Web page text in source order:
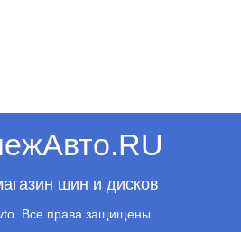
шин и дисков
Все права защищены.